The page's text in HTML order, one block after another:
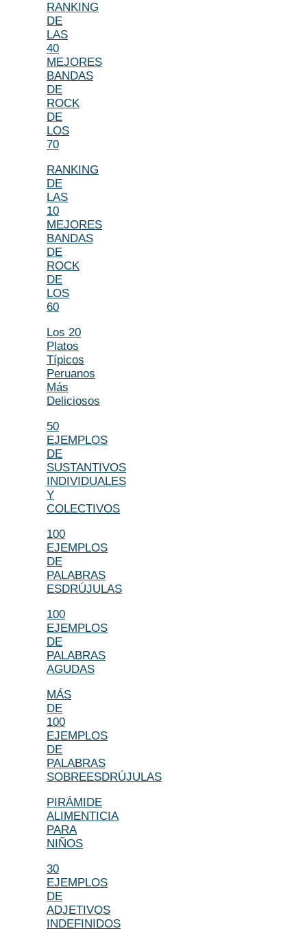
RANKING
DE
LAS
40
MEJORES
BANDAS
DE
ROCK
DE
LOS
70
RANKING
DE
LAS
10
MEJORES
BANDAS
DE
ROCK
DE
LOS
60
Los 20
Platos
Típicos
Peruanos
Más
Deliciosos
50
EJEMPLOS
DE
SUSTANTIVOS
INDIVIDUALES
Y
COLECTIVOS
100
EJEMPLOS
DE
PALABRAS
ESDRÚJULAS
100
EJEMPLOS
DE
PALABRAS
AGUDAS
MÁS
DE
100
EJEMPLOS
DE
PALABRAS
SOBREESDRÚJULAS
PIRÁMIDE
ALIMENTICIA
PARA
NIÑOS
30
EJEMPLOS
DE
ADJETIVOS
INDEFINIDOS